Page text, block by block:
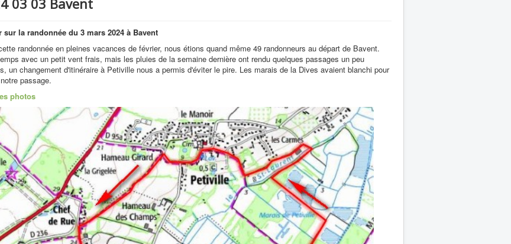
03 03 Bavent
sur la randonnée du 3 mars 2024 à Bavent
randonnée en pleines vacances de février, nous étions quand même 49 randonneurs au départ de Bavent.
avec un petit vent frais, mais les pluies de la semaine dernière ont rendu quelques passages un peu
un changement d'itinéraire à Petiville nous a permis d'éviter le pire. Les marais de la Dives avaient blanchi pour
passage.
photos